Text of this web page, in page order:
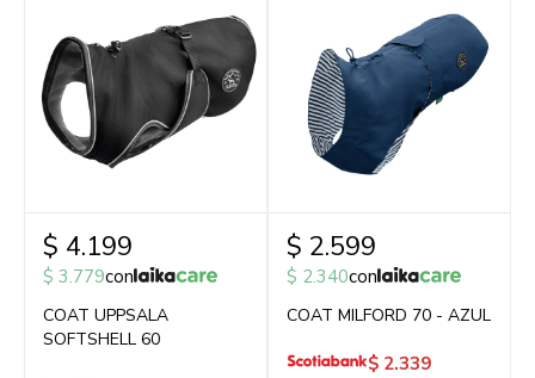
$ 4.199
$ 3.779con
COAT UPPSALA
SOFTSHELL 60
$ 2.599
$ 2.340con
COAT MILFORD 70 - AZUL
$ 2.339